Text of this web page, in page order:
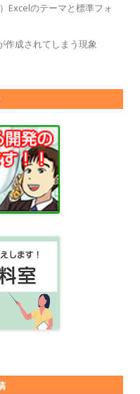
Excelのテーマと標準フォ
作成されてしまう現象